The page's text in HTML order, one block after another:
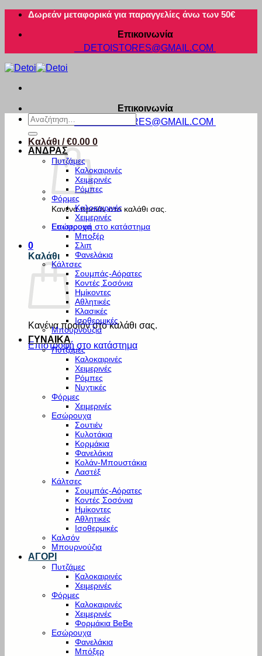
Μετάβαση
περιεχόμενο
Δωρεάν μεταφορικά για παραγγελίες άνω των 50€
Επικοινωνία
DETOISTORES@GMAIL.COM
Επικοινωνία
DETOISTORES@GMAIL.COM
Καλάθι /€0.00 0
Κανένα προϊόν στο καλάθι σας.
Επιστροφή στο κατάστημα
0
Καλάθι
Κανένα προϊόν στο καλάθι σας.
Επιστροφή στο κατάστημα
Αναζήτηση
για:
ΑΝΔΡΑΣ
Πυτζάμες
Καλοκαιρινές
Χειμερινές
Ρόμπες
Φόρμες
Καλοκαιρινές
Χειμερινές
Εσώρουχα
Μποξέρ
Σλιπ
Φανελάκια
Κάλτσες
Σουμπάς-Αόρατες
Κοντές Σοσόνια
Ημίκοντες
Αθλητικές
Κλασικές
Ισοθερμικές
Μπουρνούζια
ΓΥΝΑΙΚΑ
Πυτζάμες
Καλοκαιρινές
Χειμερινές
Ρόμπες
Νυχτικές
Φόρμες
Χειμερινές
Εσώρουχα
Σουτιέν
Κυλοτάκια
Κορμάκια
Φανελάκια
Κολάν-Μπουστάκια
Λαστέξ
Κάλτσες
Σουμπάς-Αόρατες
Κοντές Σοσόνια
Ημίκοντες
Αθλητικές
Ισοθερμικές
Καλσόν
Μπουρνούζια
ΑΓΟΡΙ
Πυτζάμες
Καλοκαιρινές
Χειμερινές
Φόρμες
Καλοκαιρινές
Χειμερινές
Φορμάκια BeBe
Εσώρουχα
Φανελάκια
Μπόξερ